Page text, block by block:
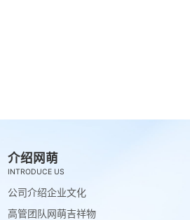
介绍网萌
INTRODUCE US
公司介绍
高管团队
企业文化
网萌吉祥物